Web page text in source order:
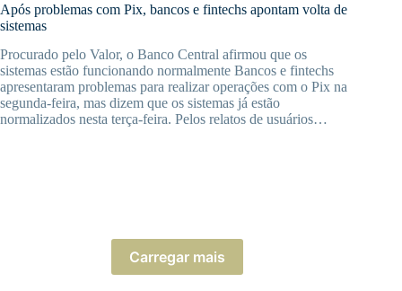
Após problemas com Pix, bancos e fintechs apontam volta de
sistemas
Procurado pelo Valor, o Banco Central afirmou que os
sistemas estão funcionando normalmente Bancos e fintechs
apresentaram problemas para realizar operações com o Pix na
segunda-feira, mas dizem que os sistemas já estão
normalizados nesta terça-feira. Pelos relatos de usuários…
Carregar mais